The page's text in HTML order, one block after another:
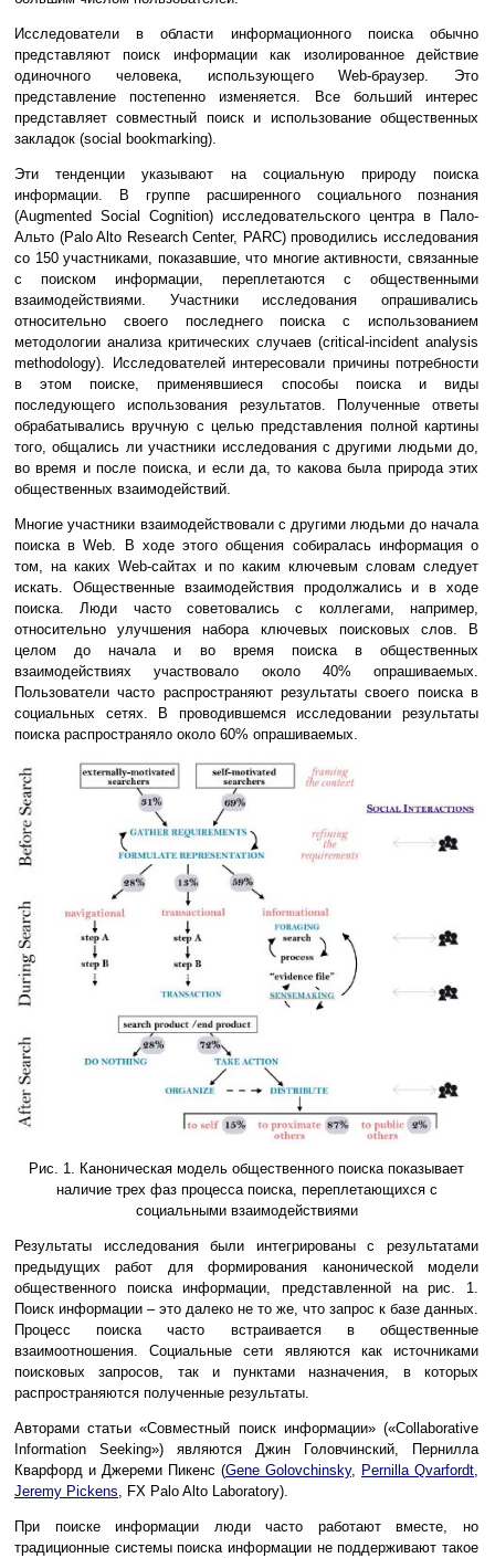
Исследователи в области информационного поиска обычно
представляют поиск информации как изолированное действие
одиночного человека, использующего Web-браузер. Это
представление постепенно изменяется. Все больший интерес
представляет совместный поиск и использование общественных
закладок (social bookmarking).
Эти тенденции указывают на социальную природу поиска
информации. В группе расширенного социального познания
(Augmented Social Cognition) исследовательского центра в Пало-
Альто (Palo Alto Research Center, PARC) проводились исследования
со 150 участниками, показавшие, что многие активности, связанные
с поиском информации, переплетаются с общественными
взаимодействиями. Участники исследования опрашивались
относительно своего последнего поиска с использованием
методологии анализа критических случаев (critical-incident analysis
methodology). Исследователей интересовали причины потребности
в этом поиске, применявшиеся способы поиска и виды
последующего использования результатов. Полученные ответы
обрабатывались вручную с целью представления полной картины
того, общались ли участники исследования с другими людьми до,
во время и после поиска, и если да, то какова была природа этих
общественных взаимодействий.
Многие участники взаимодействовали с другими людьми до начала
поиска в Web. В ходе этого общения собиралась информация о
том, на каких Web-сайтах и по каким ключевым словам следует
искать. Общественные взаимодействия продолжались и в ходе
поиска. Люди часто советовались с коллегами, например,
относительно улучшения набора ключевых поисковых слов. В
целом до начала и во время поиска в общественных
взаимодействиях участвовало около 40% опрашиваемых.
Пользователи часто распространяют результаты своего поиска в
социальных сетях. В проводившемся исследовании результаты
поиска распространяло около 60% опрашиваемых.
Рис. 1. Каноническая модель общественного поиска показывает
наличие трех фаз процесса поиска, переплетающихся с
социальными взаимодействиями
Результаты исследования были интегрированы с результатами
предыдущих работ для формирования канонической модели
общественного поиска информации, представленной на рис. 1.
Поиск информации – это далеко не то же, что запрос к базе данных.
Процесс поиска часто встраивается в общественные
взаимоотношения. Социальные сети являются как источниками
поисковых запросов, так и пунктами назначения, в которых
распространяются полученные результаты.
Авторами статьи «Совместный поиск информации» («Collaborative
Information Seeking») являются Джин Головчинский, Пернилла
Кварфорд и Джереми Пикенс (Gene Golovchinsky, Pernilla Qvarfordt
Jeremy Pickens , FX Palo Alto Laboratory).
При поиске информации люди часто работают вместе, но
традиционные системы поиска информации не поддерживают такое